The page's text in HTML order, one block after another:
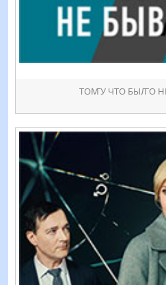
ТОꙦУ ЧТО БЫꙤО НЕ